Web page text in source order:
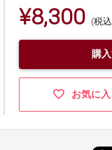
¥8,300 (税
購
お気に